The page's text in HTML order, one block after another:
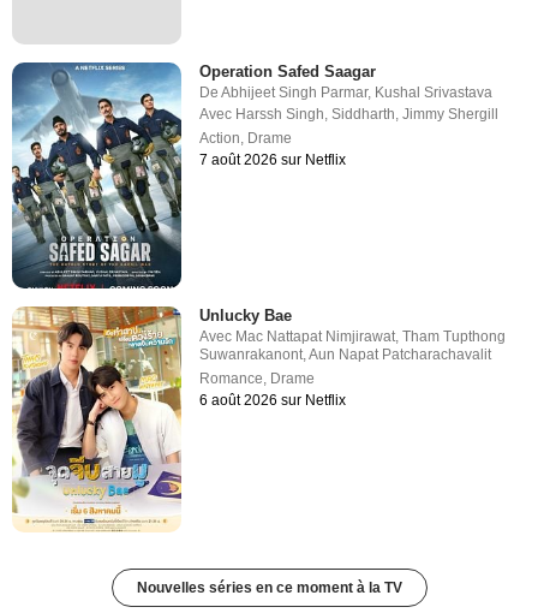
Operation Safed Saagar
DeAbhijeet Singh Parmar, Kushal Srivastava
Avec Harssh Singh,Siddharth,Jimmy Shergill
Action, Drame
7 août 2026 sur Netflix
Unlucky Bae
Avec Mac Nattapat Nimjirawat,Tham Tupthong
Suwanrakanont,Aun Napat Patcharachavalit
Romance, Drame
6 août 2026 sur Netflix
Nouvelles séries en ce moment à la TV